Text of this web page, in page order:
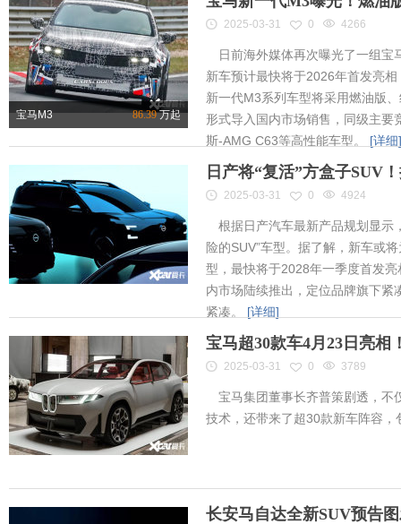
宝马M3 86.39万起
2025-03-31 0 4266
日前海外媒体再次曝光了一组宝
新车预计最快将于2026年首发亮
新一代M3系列车型将采用燃油版
形式导入国内市场销售，同级主要
斯-AMG C63等高性能车型。 [详细]
日产将“复活”方盒子SUV
2025-03-31 0 4924
根据日产汽车最新产品规划显示
险的SUV”车型。据了解，新车或
型，最快将于2028年一季度首发
内市场陆续推出，定位品牌旗下紧
紧凑。 [详细]
宝马超30款车4月23日亮
2025-03-31 0 3789
宝马集团董事长齐普策剧透，不
技术，还带来了超30款新车阵容
长安马自达全新SUV预告